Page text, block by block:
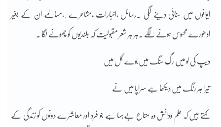
ایوانوں میں سنائی دینے لگی ۔رسائل ،اخبارات ،مشاعرے ٔ ،مسالمے ان کے بغیر
ادھورے محسوس ہونے لگے ۔ہر ہر شعر مقبولیت کہ بلندیوں کو چھونے لگا ۔
دیپ کی لو میں رگ سنگ میں بوے گل میں
تیرا ہر رنگ میں دیکھا ہے سراپا میں نے
کہتے ہیں کہ علم ودانش وہ متاع بےبہا ہے جو فرد اور معاشرے دونوں کو زندگی کے